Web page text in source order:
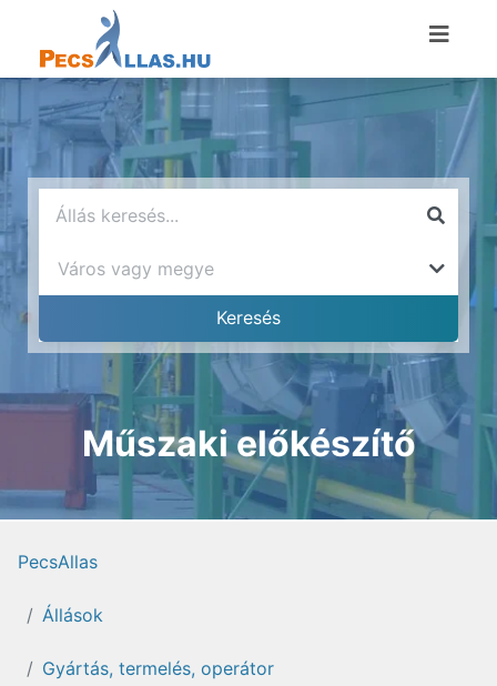
Műszaki előkészítő
PecsAllas
Állások
Gyártás, termelés, operátor